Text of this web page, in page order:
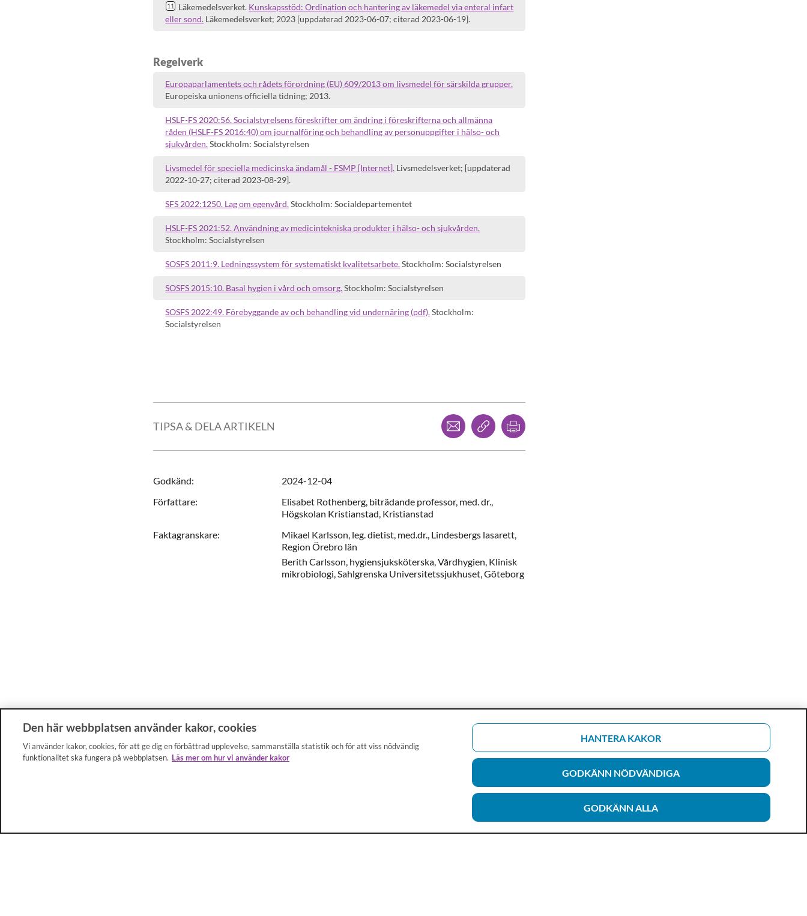
Läkemedelsverket. Kunskapsstöd: Ordination och hantering av läkemedel via enteral infart
eller sond. Läkemedelsverket; 2023 [uppdaterad 2023-06-07; citerad 2023-06-19].
Regelverk
Europaparlamentets och rådets förordning (EU) 609/2013 om livsmedel för särskilda grupper.
Europeiska unionens officiella tidning; 2013.
HSLF-FS 2020:56. Socialstyrelsens föreskrifter om ändring i föreskrifterna och allmänna
råden (HSLF-FS 2016:40) om journalföring och behandling av personuppgifter i hälso- och
sjukvården.Stockholm: Socialstyrelsen
Livsmedel för speciella medicinska ändamål - FSMP [Internet]. Livsmedelsverket; [uppdaterad
2022-10-27; citerad 2023-08-29].
SFS 2022:1250. Lag om egenvård.Stockholm: Socialdepartementet
HSLF-FS 2021:52. Användning av medicintekniska produkter i hälso- och sjukvården.
Stockholm: Socialstyrelsen
SOSFS 2011:9. Ledningssystem för systematiskt kvalitetsarbete.Stockholm: Socialstyrelsen
SOSFS 2015:10. Basal hygien i vård och omsorg.Stockholm: Socialstyrelsen
SOSFS 2022:49. Förebyggande av och behandling vid undernäring (pdf).Stockholm:
Socialstyrelsen
TIPSA & DELA ARTIKELN
Dela via mejlKopiera länk
Godkänd:
2024-12-04
Författare: Elisabet Rothenberg, biträdande professor, med. dr.,
Högskolan Kristianstad, Kristianstad
Faktagranskare: Mikael Karlsson, leg. dietist, med.dr., Lindesbergs lasarett,
Region Örebro län
Berith Carlsson, hygiensjuksköterska,Vårdhygien, Klinisk
mikrobiologi, Sahlgrenska Universitetssjukhuset,Göteborg
Den här webbplatsen använder kakor, cookies
Vi använder kakor, cookies, för att ge dig en förbättrad upplevelse, sammanställa statistik och för att viss nödvändig
funktionalitet ska fungera på webbplatsen. Läs mer om hur vi använder kakor
HANTERA KAKOR
GODKÄNN NÖDVÄNDIGA
GODKÄNN ALLA